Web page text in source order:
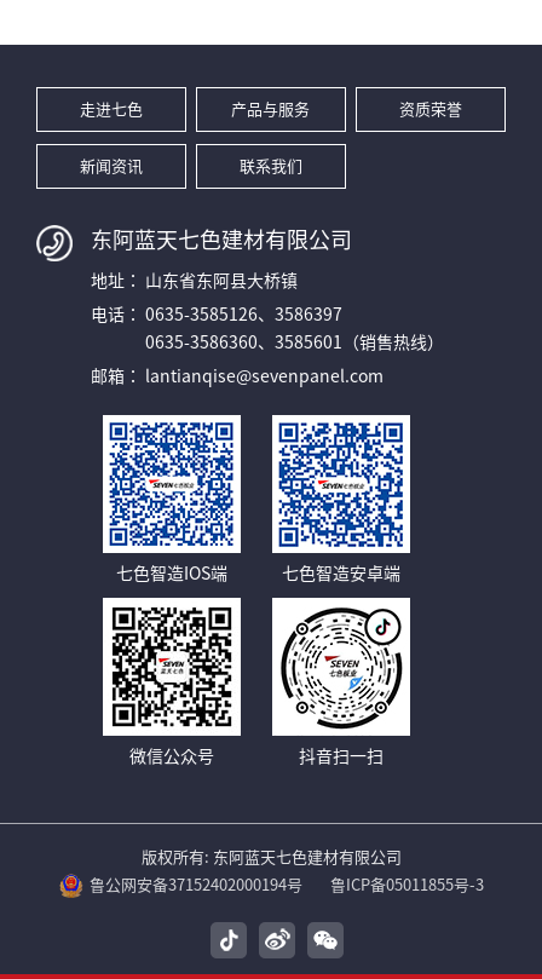
走进七色 产品与服务 资质荣誉
新闻资讯 联系我们
东阿蓝天七色建材有限公司
地址：
山东省东阿县大桥镇
电话：
0635-3585126、3586397
0635-3586360、3585601（销售热线）
邮箱：
lantianqise@sevenpanel.com
七色智造IOS端 七色智造安卓端
微信公众号 抖音扫一扫
版权所有: 东阿蓝天七色建材有限公司
鲁公网安备37152402000194号
鲁ICP备05011855号-3